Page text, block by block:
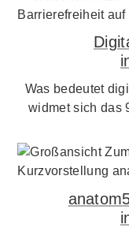
Was bedeutet
widmet sich das